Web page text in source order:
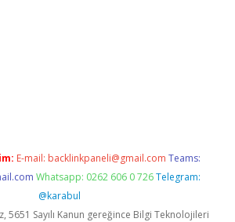
E-mail: backlinkpaneli@gmail.com Teams:
Whatsapp: 0262 606 0 726 Telegram:
@karabul
5651 Sayılı Kanun gereğince Bilgi Teknolojileri